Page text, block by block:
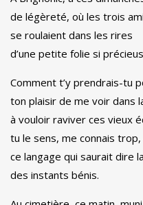
de légèreté, où les trois
se roulaient dans les rires
d’une petite folie si
Comment t’y prendrais-tu
ton plaisir de me voir dans
à vouloir raviver ces vieux
tu le sens, me connais
ce langage qui saurait dire
des instants bénis.